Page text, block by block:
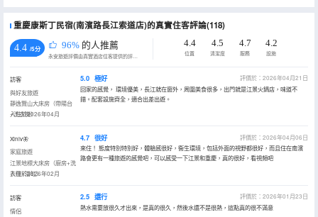
重慶康斯丁民宿(南濱路長江索道店)的真實住客評論(118)
4.4 /5分 96% 的人推薦
永安旅遊評價由真實酒店住客提供的評價。
4.4
位置
4.5
清潔度
4.7
服務
4.2
設施
訪客
與好友旅遊
靜逸覽山大床房（帶陽台
+洗衣機）
入住於2026年04月
5.0 極好
評價於：2026年04月21日
回家的感覺， 環境優美，長江就在窗外，周圍美食很多，出門就是江景火鍋店，味道不
錯。配套設施齊全，適合出差出遊。
Xinlv🦋
家庭旅遊
江景地標大床房（廚房+洗
衣機+浴缸）
入住於2026年02月
4.7 很好
評價於：2026年04月06日
來住！ 態度特別特別好，體驗感很好，衞生環境，包括外面的視野都很好，而且住在南濱
路會更有一種旅遊的感覺吧，可以感受一下江景和重慶，真的很好，看視頻吧
訪客
情侶
2.5 還行
評價於：2026年01月23日
熱水需要放很久才出來，是真的很久，然後水還不是很熱，這點真的很不滿意